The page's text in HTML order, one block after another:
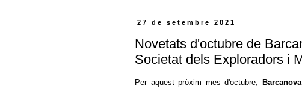
27 de setembre 2021
Novetats d'octubre de
Societat dels Exploradors i
Per aquest pròxim mes d'octubre, Barcanova